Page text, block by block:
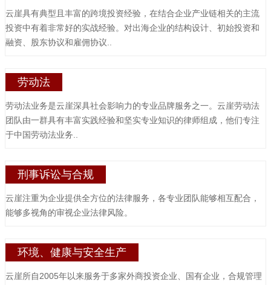
云崖具有典型且丰富的跨境投资经验，在结合企业产业链相关的主流
投资中有着非常好的实战经验。对出海企业的结构设计、初始投资和
融资、股东协议和雇佣协议..
劳动法
劳动法业务是云崖深具社会影响力的专业品牌服务之一。云崖劳动法
团队由一群具有丰富实践经验和坚实专业知识的律师组成，他们专注
于中国劳动法业务..
刑事诉讼与合规
云崖注重为企业提供全方位的法律服务，各专业团队能够相互配合，
能够多视角的审视企业法律风险。
环境、健康与安全生产
云崖所自2005年以来服务于多家外商投资企业、国有企业，合规管理